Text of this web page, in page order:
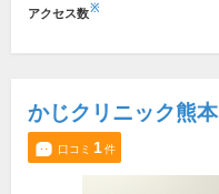
アクセス数※
かじクリニック熊本
口コミ 1件